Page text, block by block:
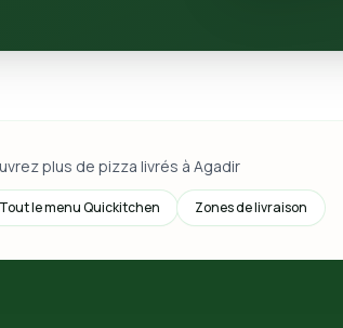
plus de pizza livrés à Agadir
Tout le menu Quickitchen Zones de livraison